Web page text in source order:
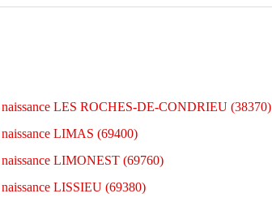
naissance LES ROCHES-DE-CONDRIEU (38370)
LIMAS (69400)
LIMONEST (69760)
LISSIEU (69380)